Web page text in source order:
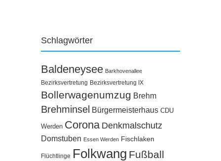
Schlagwörter
Baldeneysee Barkhovenallee
Bezirksvertretung Bezirksvertretung IX
Bollerwagenumzug Brehm
Brehminsel Bürgermeisterhaus CDU
Werden Corona Denkmalschutz
Domstuben Essen Werden Fischlaken
Flüchtlinge Folkwang Fußball